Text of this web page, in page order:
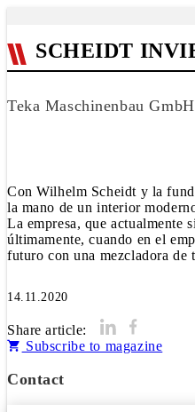
SCHEIDT
Teka Maschinenbau
Con Wilhelm Scheidt y la
la mano de un interior
La empresa, que actualmente
últimamente, cuando en el
futuro con una mezcladora de
14.11.2020
Share article:
Subscribe to magazine
Contact